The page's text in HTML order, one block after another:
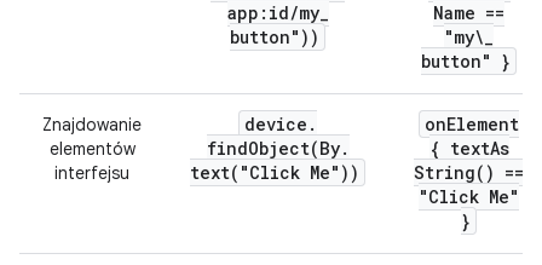
app:id/my_
button"))
Name ==
"my\_
button" }
Znajdowanie
elementów
interfejsu
device .
findObject(By.
text( "Click Me"))
onElement
{ textAs
String( ) ==
"Click Me"
}